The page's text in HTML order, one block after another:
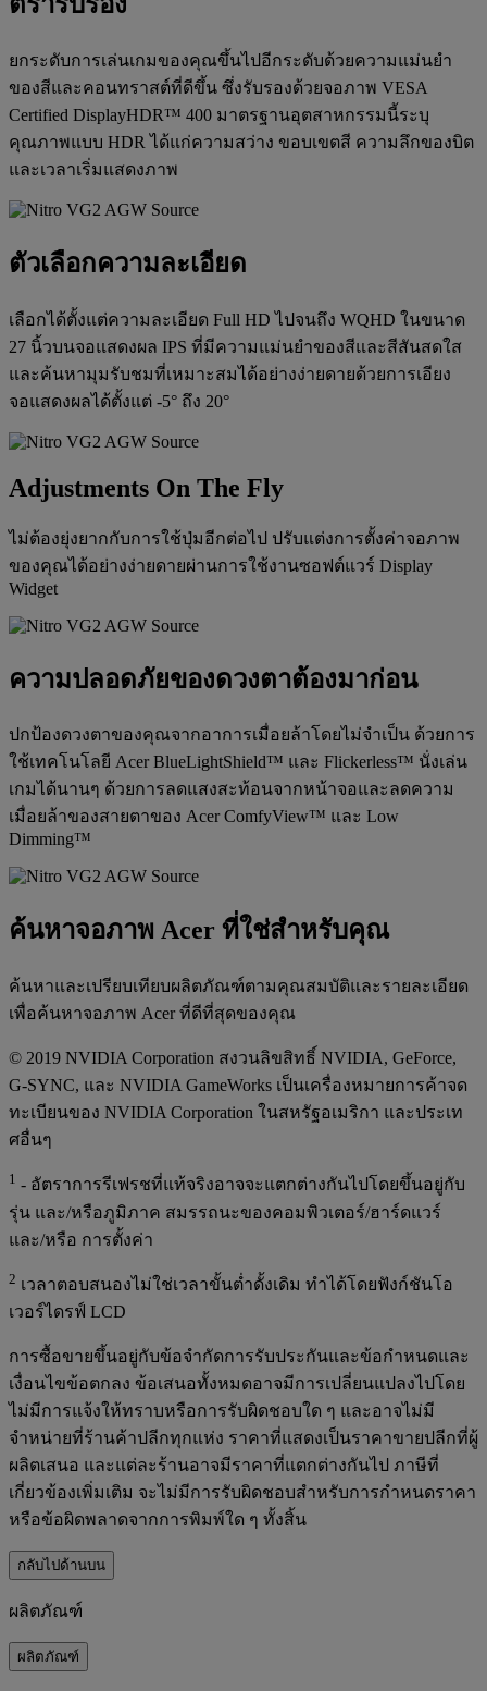
ยกระดับการเล่นเกมของคุณขึ้นไปอีกระดับด้วยความแม่นยำ
ของสีและคอนทราสต์ที่ดีขึ้น ซึ่งรับรองด้วยจอภาพ VESA
Certified DisplayHDR™ 400 มาตรฐานอุตสาหกรรมนี้ระบุ
คุณภาพแบบ HDR ได้แก่ความสว่าง ขอบเขตสี ความลึกของบิต
และเวลาเริ่มแสดงภาพ
ตัวเลือกความละเอียด
เลือกได้ตั้งแต่ความละเอียด Full HD ไปจนถึง WQHD ในขนาด
27 นิ้วบนจอแสดงผล IPS ที่มีความแม่นยำของสีและสีสันสดใส
และค้นหามุมรับชมที่เหมาะสมได้อย่างง่ายดายด้วยการเอียง
จอแสดงผลได้ตั้งแต่ -5° ถึง 20°
Adjustments On The Fly
ไม่ต้องยุ่งยากกับการใช้ปุ่มอีกต่อไป ปรับแต่งการตั้งค่าจอภาพ
ของคุณได้อย่างง่ายดายผ่านการใช้งานซอฟต์แวร์ Display
Widget
ความปลอดภัยของดวงตาต้องมาก่อน
ปกป้องดวงตาของคุณจากอาการเมื่อยล้าโดยไม่จำเป็น ด้วยการ
ใช้เทคโนโลยี Acer BlueLightShield™ และ Flickerless™ นั่งเล่น
เกมได้นานๆ ด้วยการลดแสงสะท้อนจากหน้าจอและลดความ
เมื่อยล้าของสายตาของ Acer ComfyView™ และ Low
Dimming™
ค้นหาจอภาพ Acer ที่ใช่สำหรับคุณ
ค้นหาและเปรียบเทียบผลิตภัณฑ์ตามคุณสมบัติและรายละเอียด
เพื่อค้นหาจอภาพ Acer ที่ดีที่สุดของคุณ
© 2019 NVIDIA Corporation สงวนลิขสิทธิ์ NVIDIA, GeForce,
G-SYNC, และ NVIDIA GameWorks เป็นเครื่องหมายการค้าจด
ทะเบียนของ NVIDIA Corporation ในสหรัฐอเมริกา และประเท
ศอื่นๆ
1 - อัตราการรีเฟรชที่แท้จริงอาจจะแตกต่างกันไปโดยขึ้นอยู่กับ
รุ่น และ/หรือภูมิภาค สมรรถนะของคอมพิวเตอร์/ฮาร์ดแวร์
และ/หรือ การตั้งค่า
2 เวลาตอบสนองไม่ใช่เวลาขั้นต่ำดั้งเดิม ทำได้โดยฟังก์ชันโอ
เวอร์ไดรฟ์ LCD
การซื้อขายขึ้นอยู่กับข้อจำกัดการรับประกันและข้อกำหนดและ
เงื่อนไขข้อตกลง ข้อเสนอทั้งหมดอาจมีการเปลี่ยนแปลงไปโดย
ไม่มีการแจ้งให้ทราบหรือการรับผิดชอบใด ๆ และอาจไม่มี
จำหน่ายที่ร้านค้าปลีกทุกแห่ง ราคาที่แสดงเป็นราคาขายปลีกที่ผู้
ผลิตเสนอ และแต่ละร้านอาจมีราคาที่แตกต่างกันไป ภาษีที่
เกี่ยวข้องเพิ่มเติม จะไม่มีการรับผิดชอบสำหรับการกำหนดราคา
หรือข้อผิดพลาดจากการพิมพ์ใด ๆ ทั้งสิ้น
กลับไปด้านบน
ผลิตภัณฑ์
ผลิตภัณฑ์